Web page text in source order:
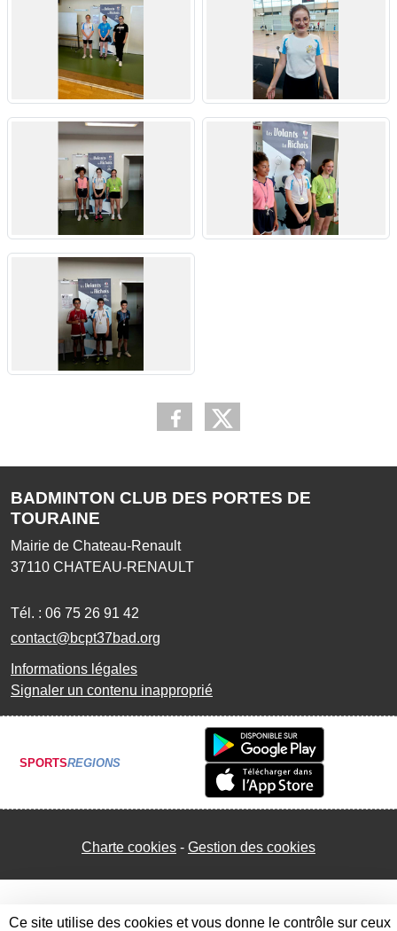
BADMINTON CLUB DES PORTES DE
TOURAINE
Mairie de Chateau-Renault
37110 CHATEAU-RENAULT
Tél. : 06 75 26 91 42
contact@bcpt37bad.org
Informations légales
Signaler un contenu inapproprié
SPORTSREGIONS
Charte cookies Gestion des cookies
Ce site utilise des cookies et vous donne le contrôle sur ceux